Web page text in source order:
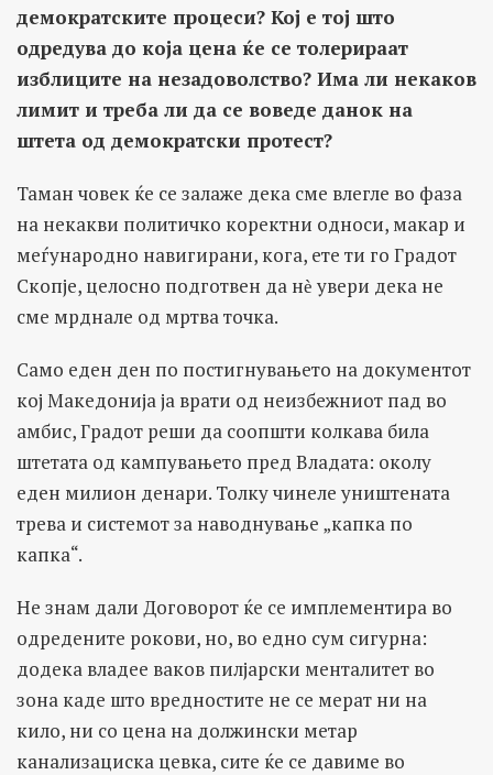
демократските процеси? Кој е тој што
одредува до која цена ќе се толерираат
изблиците на незадоволство? Има ли некаков
лимит и треба ли да се воведе данок на
штета од демократски протест?
Таман човек ќе се залаже дека сме влегле во фаза
на некакви политичко коректни односи, макар и
меѓународно навигирани, кога, ете ти го Градот
Скопје, целосно подготвен да нѐ увери дека не
сме мрднале од мртва точка.
Само еден ден по постигнувањето на документот
кој Македонија ја врати од неизбежниот пад во
амбис, Градот реши да соопшти колкава била
штетата од кампувањето пред Владата: околу
еден милион денари. Толку чинеле уништената
трева и системот за наводнување „капка по
капка“.
Не знам дали Договорот ќе се имплементира во
одредените рокови, но, во едно сум сигурна:
додека владее ваков пилјарски менталитет во
зона каде што вредностите не се мерат ни на
кило, ни со цена на должински метар
канализациска цевка, сите ќе се давиме во